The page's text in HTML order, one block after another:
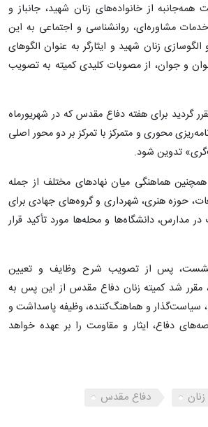
از خانواده‌های زنان شهید، جانباز و
خدمات مشاوره‌ای، روانشناسی و اجتماعی به این
زنان شهید و ایثارگر به عنوان الگوهای
و جوان، از مصوبات کلیدی کمیته به تصویب
گردید برای هفته دفاع مقدس که در شهریورماه
محوری و متمرکز با تمرکز بر دو محور اصلی
تدوین شود.
هماهنگی میان نهادهای مختلف از جمله
حوزه هنری، شهرداری و گروه‌های جهادی برای
مدارس، دانشگاه‌ها و محله‌ها مورد تأکید قرار
پس از تصویب شرح وظایف و تعیین
مقرر شد کمیته زنان دفاع مقدس از این پس به
و هماهنگ‌کننده، وظیفه پاسداشت و
دفاع، ایثار و مقاومت را بر عهده خواهد
زنان
دفاع مقدس